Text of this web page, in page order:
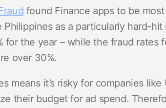
found Finance apps to be
as a particularly hard-hit
for the year – while the fraud rates
over 30%.
means it’s risky for companies like
their budget for ad spend.